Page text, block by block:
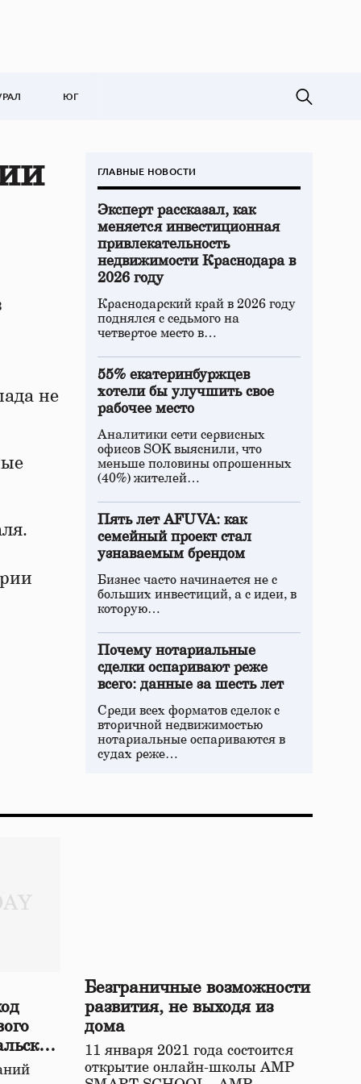
ЮГ
не
ГЛАВНЫЕ НОВОСТИ
Эксперт рассказал, как
меняется инвестиционная
привлекательность
недвижимости Краснодара в
2026 году
Краснодарский край в 2026 году
поднялся с седьмого на
четвертое место в…
55% екатеринбуржцев
хотели бы улучшить свое
рабочее место
Аналитики сети сервисных
офисов SOK выяснили, что
меньше половины опрошенных
(40%) жителей…
Пять лет AFUVA: как
семейный проект стал
узнаваемым брендом
Бизнес часто начинается не с
больших инвестиций, а с идеи, в
которую…
Почему нотариальные
сделки оспаривают реже
всего: данные за шесть лет
Среди всех форматов сделок с
вторичной недвижимостью
нотариальные оспариваются в
судах реже…
Безграничные возможности
развития, не выходя из
дома
11 января 2021 года состоится
открытие онлайн-школы АМР